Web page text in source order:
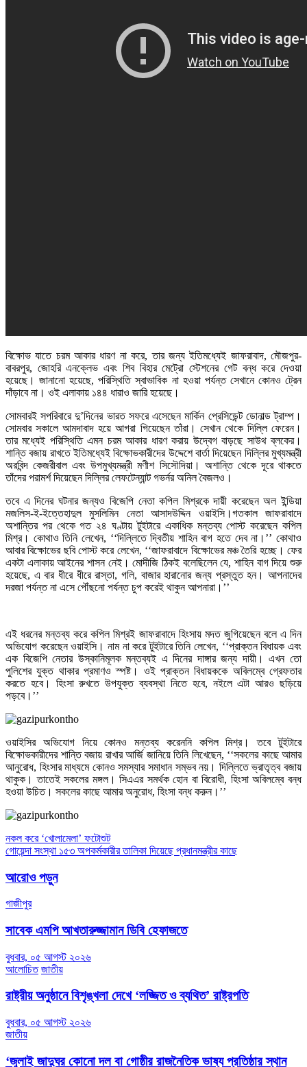
বিক্ষোভ যাতে চরম আকার ধারণ না করে, তার জন্য ইতিমধ্যেই জাফরাবাদ, মৌজপুর-
বাবরপুর, জোহরি এনক্লেভ এবং শিব বিহার মেট্রো স্টেশনের গেট বন্ধ করে দেওয়া
হয়েছে। জানানো হয়েছে, পরিস্থিতি স্বাভাবিক না হওয়া পর্যন্ত সেখানে কোনও ট্রেন
দাঁড়াবে না। ওই এলাকায় ১৪৪ ধারাও জারি হয়েছে।
সোমবারই সপরিবারে দু’দিনের ভারত সফরে এসেছেন মার্কিন প্রেসিডেন্ট ডোনাল্ড ট্রাম্প।
সোমবার সকালে আমদাবাদ হয়ে আগরা গিয়েছেন তাঁরা। সেখান থেকে দিল্লি ফেরেন।
তার মধ্যেই পরিস্থিতি এমন চরম আকার ধারণ করায় উদ্বেগ বাড়ছে সাউথ ব্লকের।
শান্তি বজায় রাখতে ইতিমধ্যেই বিক্ষোভকারীদের উদ্দেশে বার্তা দিয়েছেন দিল্লির মুখ্যমন্ত্রী
অরবিন্দ কেজরীবাল এবং উপমুখ্যমন্ত্রী মণীশ সিসৌদিয়া। অশান্তি থেকে দূরে থাকতে
তাঁদের পরামর্শ দিয়েছেন দিল্লির লেফটেন্যান্ট গভর্নর অনিল বৈজলও।
তবে এ দিনের ঘটনার জন্যও বিজেপি নেতা কপিল মিশ্রকে দায়ী করেছেন অল ইন্ডিয়া
মজলিস-ই-ইত্তেহাদুল মুসলিমিন নেতা আসাদউদ্দিন ওয়াইসি।গতকাল জাফরাবাদে
অশান্তির পর থেকে গত ২৪ ঘণ্টায় টুইটারে একাধিক মন্তব্য পোস্ট করেছেন কপিল
মিশ্র। কোথাও তিনি লেখেন, ‘‘দিল্লিতে দ্বিতীয় শাহিন বাগ হতে দেব না।’’ কোথাও
আবার বিক্ষোভের ছবি পোস্ট করে লেখেন, ‘‘জাফরাবাদে বিক্ষোভের মঞ্চ তৈরি হচ্ছে। ফের
একটা এলাকায় আইনের শাসন নেই। মোদীজি ঠিকই বলেছিলেন যে, শাহিন বাগ দিয়ে শুরু
হয়েছে, এ বার ধীরে ধীরে রাস্তা, গলি, বাজার হারানোর জন্য প্রস্তুত হন। আপনাদের
দরজা পর্যন্ত না এসে পৌঁছনো পর্যন্ত চুপ করেই থাকুন আপনারা।’’
এই ধরনের মন্তব্য করে কপিল মিশ্রই জাফরাবাদে হিংসায় মদত জুগিয়েছেন বলে এ দিন
অভিযোগ করেছেন ওয়াইসি। নাম না করে টুইটারে তিনি লেখেন, ‘‘প্রাক্তন বিধায়ক এবং
এক বিজেপি নেতার উস্কানিমূলক মন্তব্যই এ দিনের দাঙ্গার জন্য দায়ী। এখন তো
পুলিশের যুক্ত থাকার প্রমাণও স্পষ্ট। ওই প্রাক্তন বিধায়ককে অবিলম্বে গ্রেফতার
করতে হবে। হিংসা রুখতে উপযুক্ত ব্যবস্থা নিতে হবে, নইলে এটা আরও ছড়িয়ে
পড়বে।’’
ওয়াইসির অভিযোগ নিয়ে কোনও মন্তব্য করেননি কপিল মিশ্র। তবে টুইটারে
বিক্ষোভকারীদের শান্তি বজায় রাখার আর্জি জানিয়ে তিনি লিখেছেন, ‘‘সকলের কাছে আমার
আনুরোধ, হিংসার মাধ্যমে কোনও সমস্যার সমাধান সম্ভব নয়। দিল্লিতে ভ্রাতৃত্ব বজায়
থাকুক। তাতেই সকলের মঙ্গল। সিএএর সমর্থক হোন বা বিরোধী, হিংসা অবিলম্বে বন্ধ
হওয়া উচিত। সকলের কাছে আমার অনুরোধ, হিংসা বন্ধ করুন।’’
Post
navigation
নকল করে ‘খোলামেলা’ ফটোশুট
গোয়েন্দা সংস্থা ১৫৩ অপকর্মকারীর তালিকা দিয়েছে প্রধানমন্ত্রীর কাছে
আরোও পড়ুন
গাজীপুর
সাবেক এমপি আখতারুজ্জামান ডিবি হেফাজতে
বুধবার, ০৫ আগস্ট ২০২৬
আলোচিত জাতীয়
রাষ্ট্রীয় অনুষ্ঠানে বিশৃঙ্খলা দেখে ‘লজ্জিত ও ব্যথিত’ রাষ্ট্রপতি
বুধবার, ০৫ আগস্ট ২০২৬
জাতীয়
‘জুলাই জাদুঘর কোনো দল বা গোষ্ঠীর রাজনৈতিক ভাষ্য প্রতিষ্ঠার স্থান